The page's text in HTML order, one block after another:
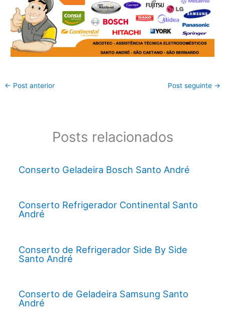
← Post anterior Post seguinte →
Posts relacionados
Conserto Geladeira Bosch Santo André
Conserto Refrigerador Continental Santo
André
Conserto de Refrigerador Side By Side
Santo André
Conserto de Geladeira Samsung Santo
André